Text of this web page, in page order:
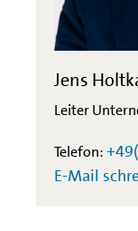
Jens
Leiter
Telefon:
E-Mail